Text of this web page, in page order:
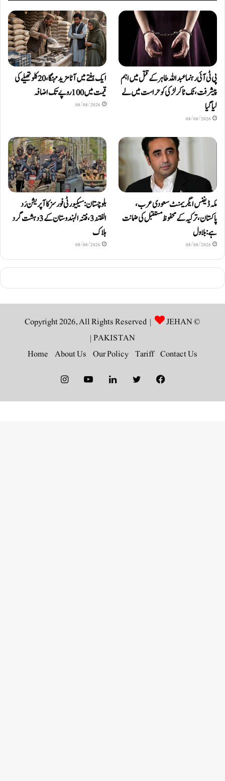
پی ٹی آئی رہنما عبداللہ طاہر کے قتل میں اہم
پیشرفت، ٹک ٹاکر لڑکی کو حراست میں لے
لیا گیا
08/08/2026
ایک ہفتے میں آٹا مزید مہنگا، 20 کلو تھیلے کی
قیمت میں 100 روپے تک اضافہ
08/08/2026
مکہ ڈیفنس ایگریمنٹ سعودی عرب،
پاکستان، ترکیہ کے محفوظ مستقبل کی ضمانت
ہے: بلاول
08/08/2026
بلوچستان: سیکیورٹی فورسز کا آپریشن رَد
الفتنہ 3، فتنہ الہندوستان کے 3 دہشت گرد
ہلاک
08/08/2026
© Copyright 2026, All Rights Reserved |
JEHAN
PAKISTAN
|
Contact Us
Tariff
Our Policy
About Us
Home
Facebook
Twitter
LinkedIn
YouTube
Instagram